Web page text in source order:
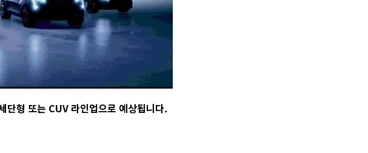
단형 또는 CUV 라인업으로 예상됩니다.